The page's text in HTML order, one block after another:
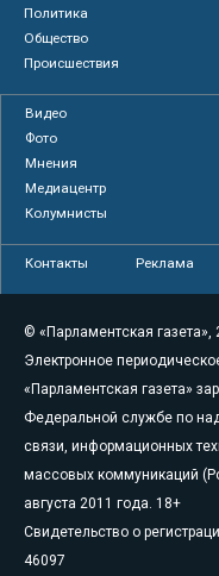
Политика
Общество
Происшествия
Видео
Фото
Мнения
Медиацентр
Колумнисты
Контакты Реклама
© «Парламентская газета»,
Электронное
«Парламентская газета»
Федеральной службе по
связи, информационных
массовых коммуникаций
августа 2011 года. 18+
Свидетельство о
46097